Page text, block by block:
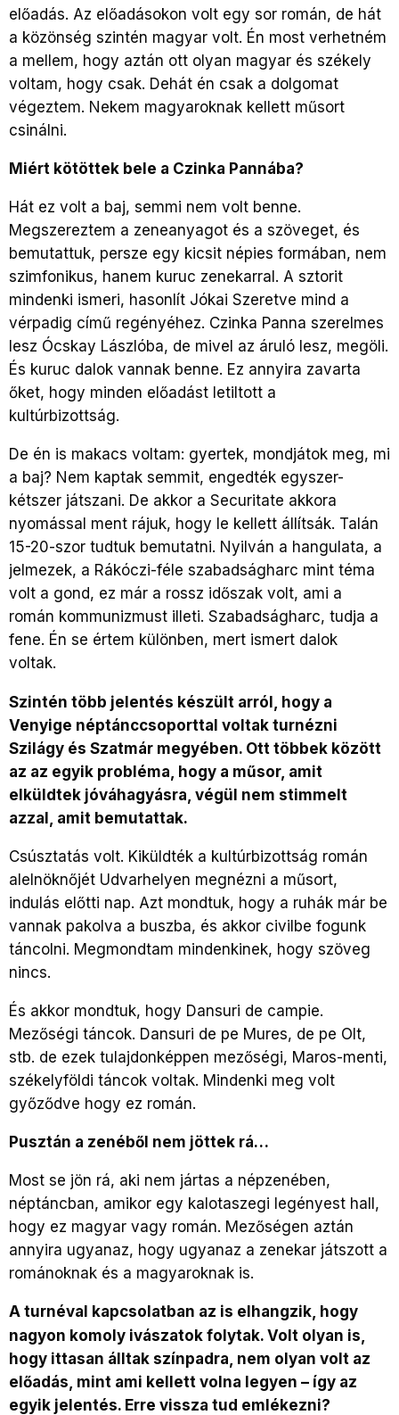
előadás. Az előadásokon volt egy sor román, de hát
a közönség szintén magyar volt. Én most verhetném
a mellem, hogy aztán ott olyan magyar és székely
voltam, hogy csak. Dehát én csak a dolgomat
végeztem. Nekem magyaroknak kellett műsort
csinálni.
Miért kötöttek bele a Czinka Pannába?
Hát ez volt a baj, semmi nem volt benne.
Megszereztem a zeneanyagot és a szöveget, és
bemutattuk, persze egy kicsit népies formában, nem
szimfonikus, hanem kuruc zenekarral. A sztorit
mindenki ismeri, hasonlít Jókai Szeretve mind a
vérpadig című regényéhez. Czinka Panna szerelmes
lesz Ócskay Lászlóba, de mivel az áruló lesz, megöli.
És kuruc dalok vannak benne. Ez annyira zavarta
őket, hogy minden előadást letiltott a
kultúrbizottság.
De én is makacs voltam: gyertek, mondjátok meg, mi
a baj? Nem kaptak semmit, engedték egyszer-
kétszer játszani. De akkor a Securitate akkora
nyomással ment rájuk, hogy le kellett állítsák. Talán
15-20-szor tudtuk bemutatni. Nyilván a hangulata, a
jelmezek, a Rákóczi-féle szabadságharc mint téma
volt a gond, ez már a rossz időszak volt, ami a
román kommunizmust illeti. Szabadságharc, tudja a
fene. Én se értem különben, mert ismert dalok
voltak.
Szintén több jelentés készült arról, hogy a
Venyige néptánccsoporttal voltak turnézni
Szilágy és Szatmár megyében. Ott többek között
az az egyik probléma, hogy a műsor, amit
elküldtek jóváhagyásra, végül nem stimmelt
azzal, amit bemutattak.
Csúsztatás volt. Kiküldték a kultúrbizottság román
alelnöknőjét Udvarhelyen megnézni a műsort,
indulás előtti nap. Azt mondtuk, hogy a ruhák már be
vannak pakolva a buszba, és akkor civilbe fogunk
táncolni. Megmondtam mindenkinek, hogy szöveg
nincs.
És akkor mondtuk, hogy Dansuri de campie.
Mezőségi táncok. Dansuri de pe Mures, de pe Olt,
stb. de ezek tulajdonképpen mezőségi, Maros-menti,
székelyföldi táncok voltak. Mindenki meg volt
győződve hogy ez román.
Pusztán a zenéből nem jöttek rá…
Most se jön rá, aki nem jártas a népzenében,
néptáncban, amikor egy kalotaszegi legényest hall,
hogy ez magyar vagy román. Mezőségen aztán
annyira ugyanaz, hogy ugyanaz a zenekar játszott a
románoknak és a magyaroknak is.
A turnéval kapcsolatban az is elhangzik, hogy
nagyon komoly ivászatok folytak. Volt olyan is,
hogy ittasan álltak színpadra, nem olyan volt az
előadás, mint ami kellett volna legyen – így az
egyik jelentés. Erre vissza tud emlékezni?